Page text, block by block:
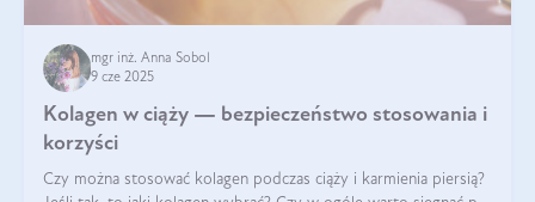
mgr inż. Anna Sobol
9 cze 2025
Kolagen w ciąży — bezpieczeństwo stosowania i
korzyści
Czy można stosować kolagen podczas ciąży i karmienia piersią?